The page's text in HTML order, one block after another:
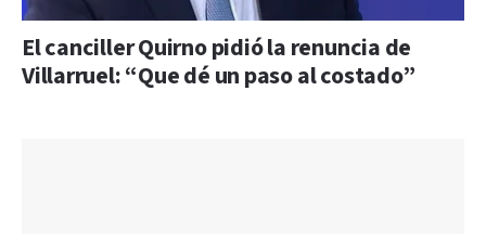
El canciller Quirno pidió la renuncia de
Villarruel: “Que dé un paso al costado”